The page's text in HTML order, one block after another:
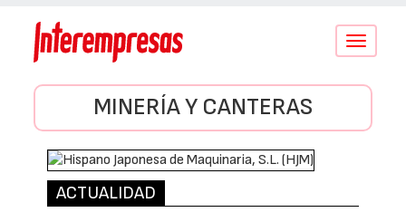
Conmutar
MINERÍA Y CANTERAS
ACTUALIDAD